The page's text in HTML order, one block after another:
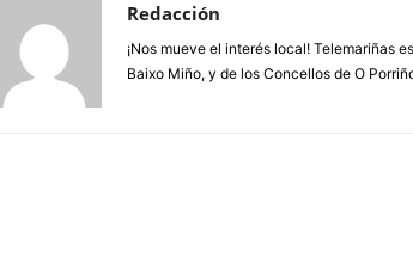
Redacción
¡Nos mueve el interés local! Telemariñas
Baixo Miño, y de los Concellos de O